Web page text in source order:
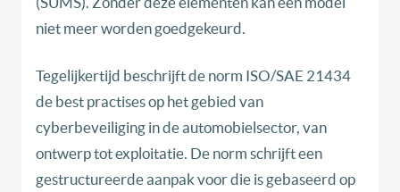
niet meer worden goedgekeurd.
Tegelijkertijd beschrijft de norm ISO/SAE 21434
de best practises op het gebied van
cyberbeveiliging in de automobielsector, van
ontwerp tot exploitatie. De norm schrijft een
gestructureerde aanpak voor die is gebaseerd op